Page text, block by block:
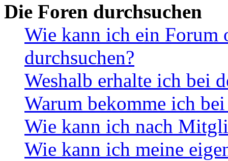
Die Foren durchsuchen
Wie kann ich ein Forum
durchsuchen?
Weshalb erhalte ich bei
Warum bekomme ich
Wie kann ich nach
Wie kann ich meine